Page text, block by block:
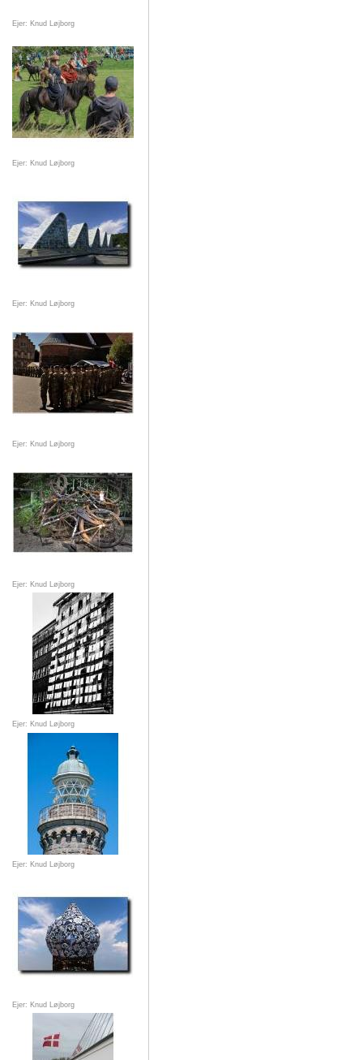
Ejer: Knud Løjborg
Ejer: Knud Løjborg
Ejer: Knud Løjborg
Ejer: Knud Løjborg
Ejer: Knud Løjborg
Ejer: Knud Løjborg
Ejer: Knud Løjborg
Ejer: Knud Løjborg